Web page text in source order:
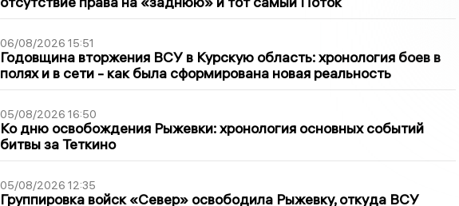
06/08/2026 15:51
Годовщина вторжения ВСУ в Курскую область: хронология боев в
полях и в сети - как была сформирована новая реальность
05/08/2026 16:50
Ко дню освобождения Рыжевки: хронология основных событий
битвы за Теткино
05/08/2026 12:35
Группировка войск «Север» освободила Рыжевку, откуда ВСУ